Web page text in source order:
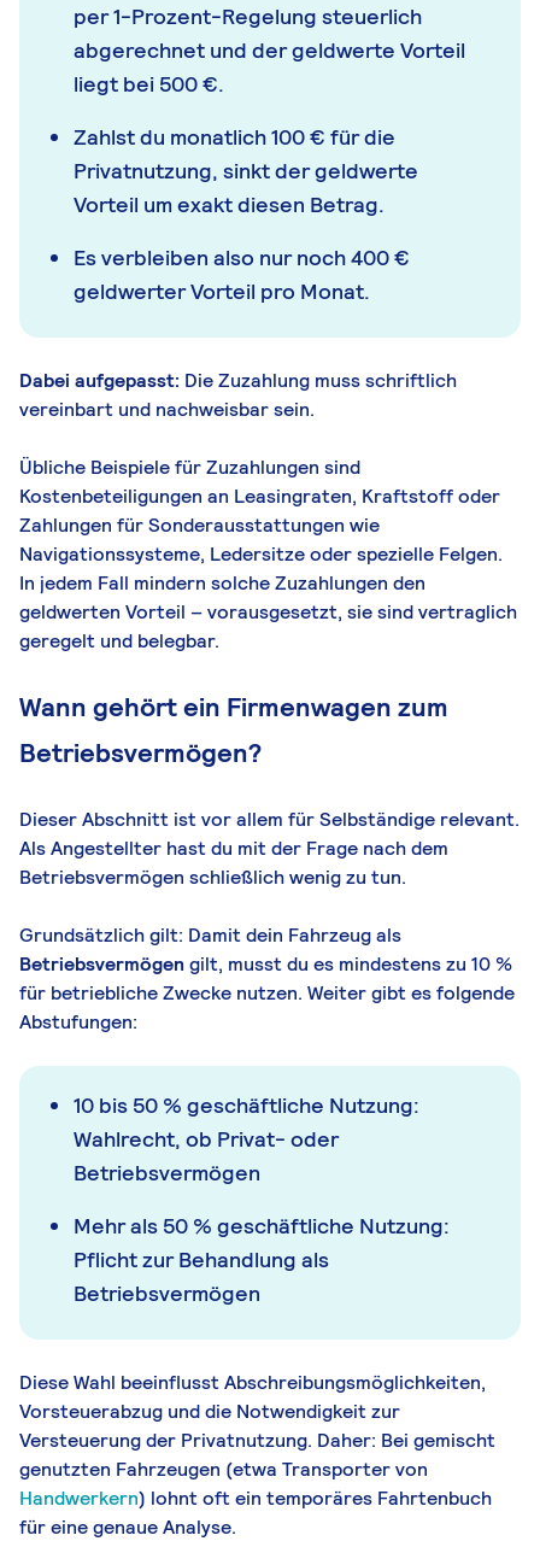
per 1-Prozent-Regelung steuerlich
abgerechnet und der geldwerte Vorteil
liegt bei 500 €.
Zahlst du monatlich 100 € für die
Privatnutzung, sinkt der geldwerte
Vorteil um exakt diesen Betrag.
Es verbleiben also nur noch 400 €
geldwerter Vorteil pro Monat.
Dabei aufgepasst: Die Zuzahlung muss schriftlich
vereinbart und nachweisbar sein.
Übliche Beispiele für Zuzahlungen sind
Kostenbeteiligungen an Leasingraten, Kraftstoff oder
Zahlungen für Sonderausstattungen wie
Navigationssysteme, Ledersitze oder spezielle Felgen.
In jedem Fall mindern solche Zuzahlungen den
geldwerten Vorteil – vorausgesetzt, sie sind vertraglich
geregelt und belegbar.
Wann gehört ein Firmenwagen zum
Betriebsvermögen?
Dieser Abschnitt ist vor allem für Selbständige relevant.
Als Angestellter hast du mit der Frage nach dem
Betriebsvermögen schließlich wenig zu tun.
Grundsätzlich gilt: Damit dein Fahrzeug als
Betriebsvermögengilt, musst du es mindestens zu 10 %
für betriebliche Zwecke nutzen. Weiter gibt es folgende
Abstufungen:
10 bis 50 % geschäftliche Nutzung:
Wahlrecht, ob Privat- oder
Betriebsvermögen
Mehr als 50 % geschäftliche Nutzung:
Pflicht zur Behandlung als
Betriebsvermögen
Diese Wahl beeinflusst Abschreibungsmöglichkeiten,
Vorsteuerabzug und die Notwendigkeit zur
Versteuerung der Privatnutzung. Daher: Bei gemischt
genutzten Fahrzeugen (etwa Transporter von
Handwerkern) lohnt oft ein temporäres Fahrtenbuch
für eine genaue Analyse.